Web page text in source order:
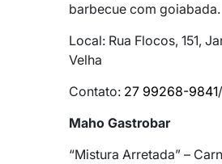
barbecue com goiabada.
Local: Rua Flocos, 151,
Velha
Contato: 27 99268-9841
Maho Gastrobar
“Mistura Arretada” –